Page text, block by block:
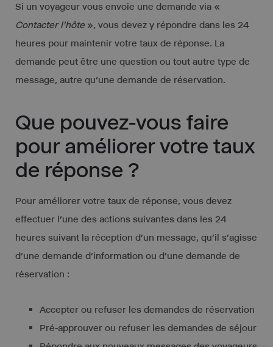
Si un voyageur vous envoie une demande via «
Contacter l’hôte », vous devez y répondre dans les 24
heures pour maintenir votre taux de réponse. La
demande peut être une question ou tout autre type de
message, autre qu’une demande de réservation.
Que pouvez-vous faire
pour améliorer votre taux
de réponse ?
Pour améliorer votre taux de réponse, vous devez
effectuer l’une des actions suivantes dans les 24
heures suivant la réception d’un message, qu’il s’agisse
d’une demande d’information ou d’une demande de
réservation :
Accepter ou refuser les demandes de réservation
Pré-approuver ou refuser les demandes de séjour